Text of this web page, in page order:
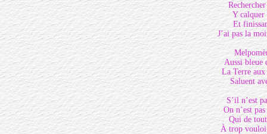
Y calquer
Et
J’ai pas la
Aussi bleue
La Terre aux
Saluent
S’il n’est
On n’est
Qui de
À trop